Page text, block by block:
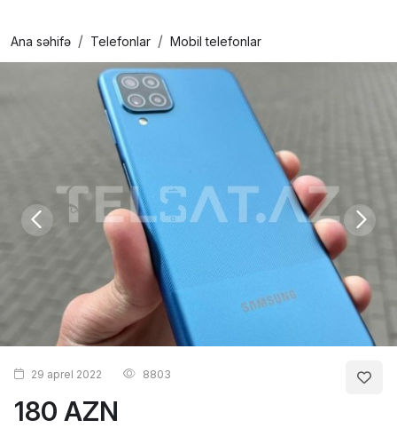
Ana səhifə Telefonlar Mobil telefonlar
180 AZN
29 aprel 2022 8803